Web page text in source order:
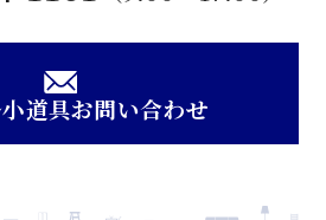
道具お問い合わせ